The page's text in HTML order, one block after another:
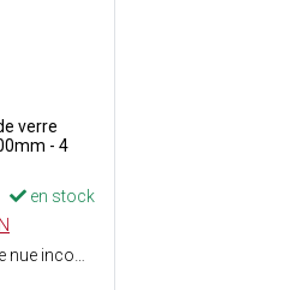
verre
- 4
en stock